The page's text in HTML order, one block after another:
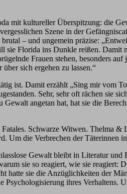
mit kultureller Überspitzung: die
Szene in der
– und ungemein präzise:
Florida ins Dunkle reißen. Damit
Frauen stehen, besonders
sich ergehen zu lassen.“
ist. Damit erzählt „Sing mir vom
Sehr, sehr oft rächen sie
Gewalt angetan hat, hat sie die
Schwarze Witwen. Thelma &
Um die Verbrechen der Täterinnen
Gewalt bleibt in Literatur und
sie so reagiert, wie sie reagiert:
hatte sie die Anzüglichkeiten der
Psychologisierung ihres Verhaltens.